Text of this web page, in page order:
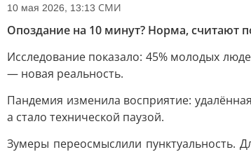
10 мая 2026, 13:13 СМИ
Опоздание на 10 минут? Норма, считают
Исследование показало: 45% молодых
— новая реальность.
Пандемия изменила восприятие:
а стало технической паузой.
Зумеры переосмыслили пунктуальность.